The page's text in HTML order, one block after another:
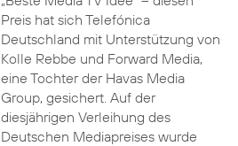
Preis hat sich Telefónica
Deutschland mit Unterstützung von
Kolle Rebbe und Forward Media,
eine Tochter der Havas Media
Group, gesichert. Auf der
diesjährigen Verleihung des
Deutschen Mediapreises wurde